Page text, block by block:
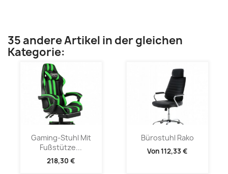
35 andere Artikel in der gleichen
Kategorie:
Gaming-Stuhl Mit
Fußstütze...
218,30 €
Bürostuhl Rako
Von112,33 €